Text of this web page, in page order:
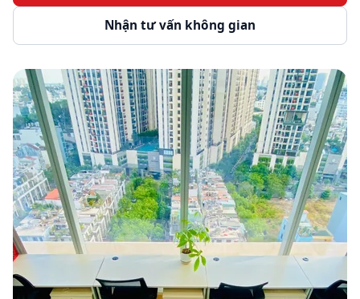
Nhận tư vấn không gian